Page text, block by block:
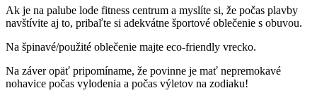
Ak je na palube lode fitness centrum a myslíte si, že počas plavby
navštívite aj to, pribaľte si adekvátne športové oblečenie s obuvou.
Na špinavé/použité oblečenie majte eco-friendly vrecko.
Na záver opäť pripomíname, že povinne je mať nepremokavé
nohavice počas vylodenia a počas výletov na zodiaku!